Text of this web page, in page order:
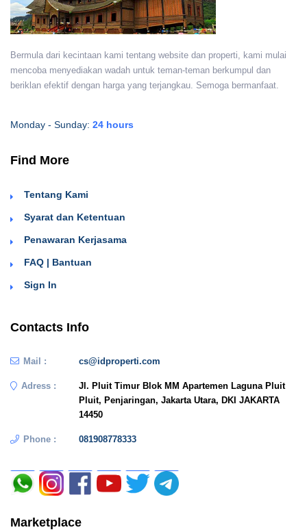
Bermula dari kecintaan kami tentang website dan properti, kami mulai
mencoba menyediakan wadah untuk teman-teman berkumpul dan
beriklan efektif dengan harga yang terjangkau. Semoga bermanfaat.
Monday - Sunday: 24 hours
Find More
Tentang Kami
Syarat dan Ketentuan
Penawaran Kerjasama
FAQ | Bantuan
Sign In
Contacts Info
Mail : cs@idproperti.com
Adress :
Jl. Pluit Timur Blok MM Apartemen Laguna Pluit
Pluit, Penjaringan, Jakarta Utara, DKI JAKARTA
14450
Phone : 081908778333
Marketplace